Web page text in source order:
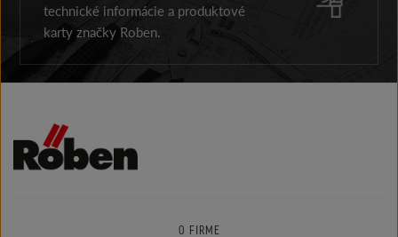
technické informácie a produktové
karty značky Roben.
O FIRME